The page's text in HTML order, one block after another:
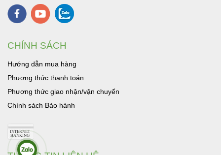
CHÍNH SÁCH
Hướng dẫn mua hàng
Phương thức thanh toán
Phương thức giao nhận/vận chuyển
Chính sách Bảo hành